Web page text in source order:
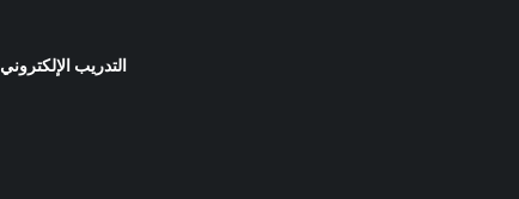
التدريب الإلكتروني